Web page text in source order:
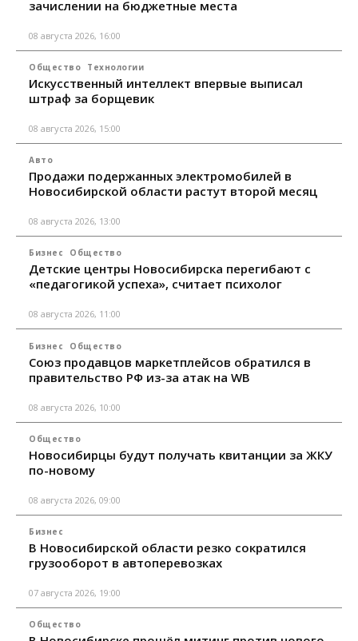
зачислении на бюджетные места
08 августа 2026, 16:00
Общество Технологии
Искусственный интеллект впервые выписал
штраф за борщевик
08 августа 2026, 15:00
Авто
Продажи подержанных электромобилей в
Новосибирской области растут второй месяц
08 августа 2026, 13:00
Бизнес Общество
Детские центры Новосибирска перегибают с
«педагогикой успеха», считает психолог
08 августа 2026, 11:00
Бизнес Общество
Союз продавцов маркетплейсов обратился в
правительство РФ из-за атак на WB
08 августа 2026, 10:00
Общество
Новосибирцы будут получать квитанции за ЖКУ
по-новому
08 августа 2026, 09:00
Бизнес
В Новосибирской области резко сократился
грузооборот в автоперевозках
07 августа 2026, 19:00
Общество